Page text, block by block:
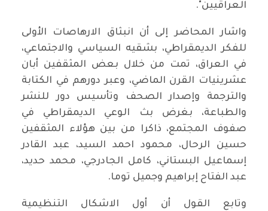
العراقيين".
واشار المحاضر إلى أن انبثاق الارهاصات الأولى
للفكر الديمقراطي، بشقيه السياسي والاجتماعي،
في العراق، تمت من خلال بعض المثقفين أبان
عشرينيات القرن الماضي، وعبر دورهم في الكتابة
والترجمة وإصدار الصحف وتأسيس دور للنشر
والطباعة، بغرض بث الوعي الديمقراطي في
صفوف المجتمع، ذاكرا من بين هؤلاء المثقفين
حسين الرحال، محمود احمد السيد، عبد القادر
إسماعيل البستاني، كامل الجادرجي، محمد حديد،
عبد الفتاح إبراهيم وجميل توما.
وتابع القول أن أول الاشكال التنظيمية